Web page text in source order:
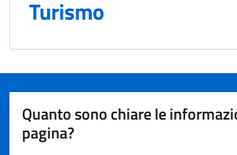
Turismo
Quanto sono chiare le
pagina?